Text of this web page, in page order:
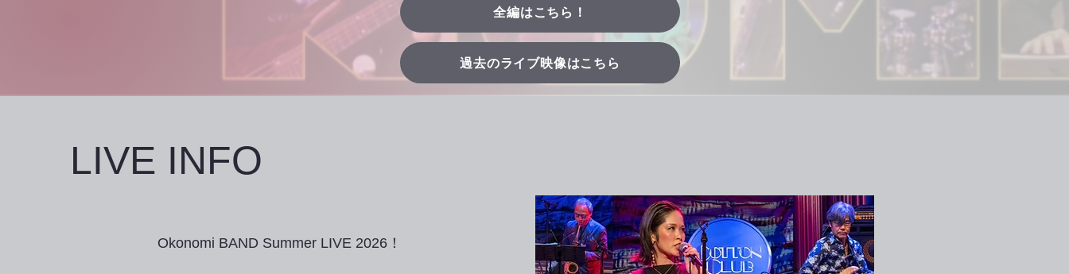
全編はこちら！
過去のライブ映像はこちら
LIVE INFO
Okonomi BAND Summer LIVE 2026！